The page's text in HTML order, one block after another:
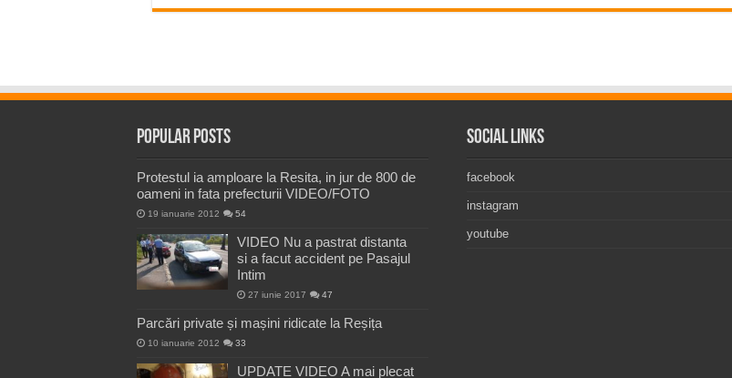
Popular Posts
Protestul ia amploare la Resita, in jur de 800 de
oameni in fata prefecturii VIDEO/FOTO
19 ianuarie 2012 54
VIDEO Nu a pastrat distanta
si a facut accident pe Pasajul
Intim
27 iunie 2017 47
Parcări private și mașini ridicate la Reșița
10 ianuarie 2012 33
UPDATE VIDEO A mai plecat
Social Links
facebook
instagram
youtube